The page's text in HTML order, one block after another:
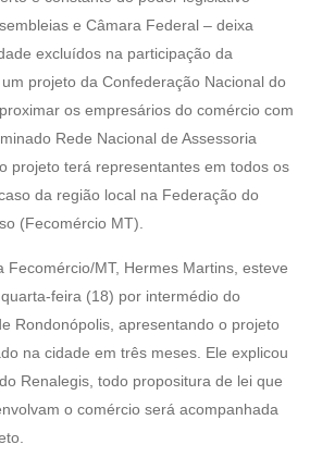
e Câmara Federal – deixa
excluídos na participação da
projeto da Confederação Nacional do
os empresários do comércio com
Rede Nacional de Assessoria
projeto terá representantes em todos os
da região local na Federação do
(Fecomércio MT).
Fecomércio/MT, Hermes Martins, esteve
feira (18) por intermédio do
Rondonópolis, apresentando o projeto
na cidade em três meses. Ele explicou
Renalegis, todo propositura de lei que
o comércio será acompanhada